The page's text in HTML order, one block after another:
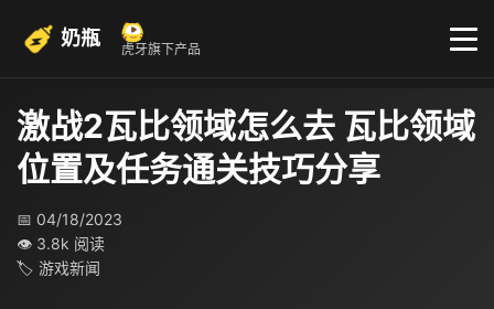
奶瓶 虎牙旗下产品
激战2瓦比领域怎么去 瓦比领域
位置及任务通关技巧分享
📅 04/18/2023
👁 3.8k 阅读
🏷 游戏新闻